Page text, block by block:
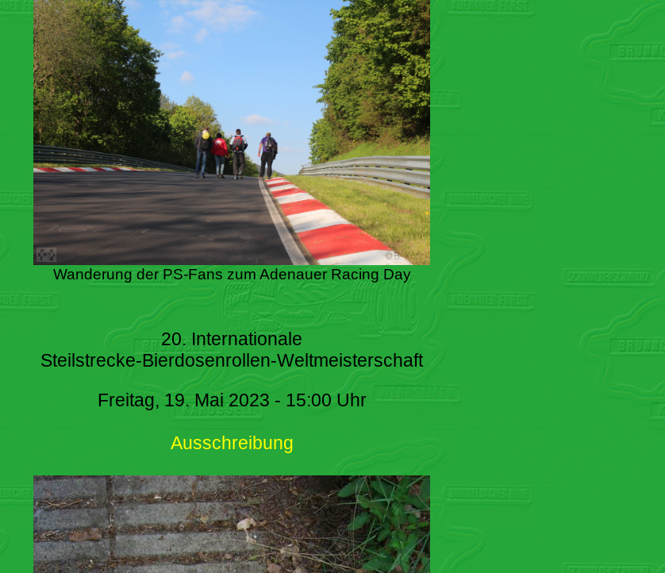
Wanderung der PS-Fans zum Adenauer Racing Day
20. Internationale
Steilstrecke-Bierdosenrollen-Weltmeisterschaft
Freitag, 19. Mai 2023 - 15:00 Uhr
Ausschreibung